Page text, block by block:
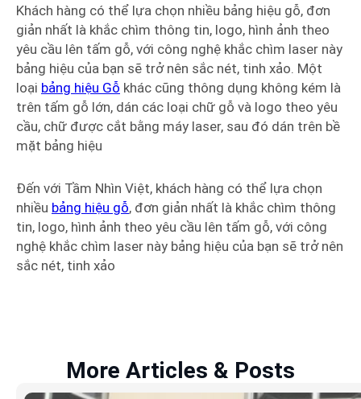
Khách hàng có thể lựa chọn nhiều bảng hiệu gỗ, đơn
giản nhất là khắc chìm thông tin, logo, hình ảnh theo
yêu cầu lên tấm gỗ, với công nghệ khắc chìm laser này
bảng hiệu của bạn sẽ trở nên sắc nét, tinh xảo. Một
loại bảng hiệu Gỗ khác cũng thông dụng không kém là
trên tấm gỗ lớn, dán các loại chữ gỗ và logo theo yêu
cầu, chữ được cắt bằng máy laser, sau đó dán trên bề
mặt bảng hiệu
Đến với Tầm Nhìn Việt, khách hàng có thể lựa chọn
nhiều bảng hiệu gỗ, đơn giản nhất là khắc chìm thông
tin, logo, hình ảnh theo yêu cầu lên tấm gỗ, với công
nghệ khắc chìm laser này bảng hiệu của bạn sẽ trở nên
sắc nét, tinh xảo
More Articles & Posts